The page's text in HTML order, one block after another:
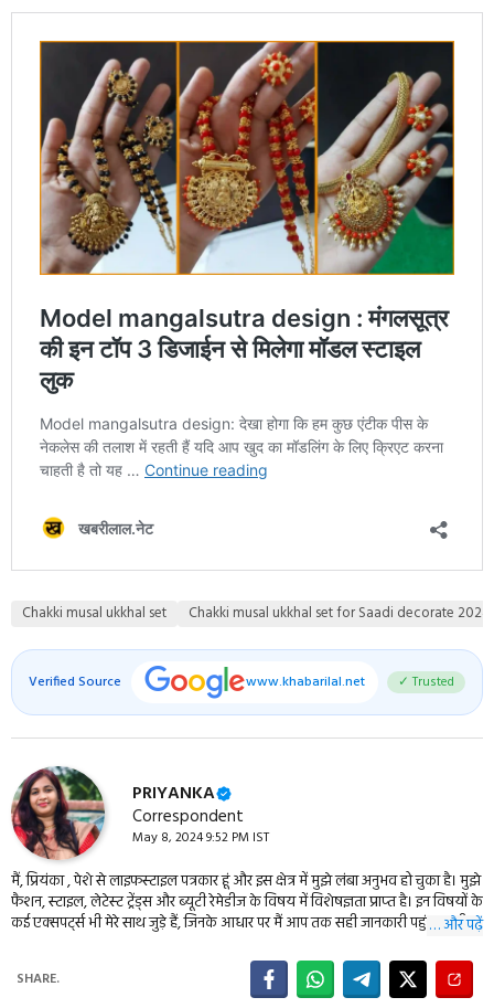
Chakki musal ukkhal set Chakki musal ukkhal set for Saadi decorate 2024
Verified Source www.khabarilal.net ✓ Trusted
PRIYANKA
Correspondent
May 8, 2024 9:52 PM IST
मैं, प्रियंका , पेशे से लाइफस्‍टाइल पत्रकार हूं और इस क्षेत्र में मुझे लंबा अनुभव हो चुका है। मुझे
फैशन, स्‍टाइल, लेटेस्‍ट ट्रेंड्स और ब्‍यूटी रेमेडीज के विषय में विशेषज्ञता प्राप्‍त है। इन विषयों के
कई एक्‍सपर्ट्स भी मेरे साथ जुड़े हैं, जिनके आधार पर मैं आप तक सही जानकारी पहुंचा पाती हूं।
मेरी बताई टिप्‍स आपको हरपल अप-टू-डेट रहने और अपकी लाइफस्‍टाइल को स्‍टाइलिश बनाने
में मदद करेंगी।
… और पढ़ें
SHARE.